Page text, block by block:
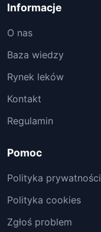
Informacje
O nas
Baza wiedzy
Rynek leków
Kontakt
Regulamin
Pomoc
Polityka prywatności
Polityka cookies
Zgłoś problem